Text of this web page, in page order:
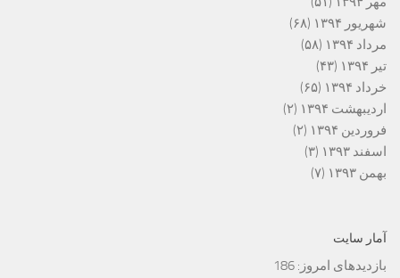
شهریور ۱۳۹۴
(۶۸)
مرداد ۱۳۹۴
(۵۸)
تیر ۱۳۹۴
(۴۳)
خرداد ۱۳۹۴
(۶۵)
اردیبهشت ۱۳۹۴
(۲)
فروردین ۱۳۹۴
(۲)
اسفند ۱۳۹۳
(۳)
بهمن ۱۳۹۳
(۷)
آمار سایت
بازدیدهای امروز: 186